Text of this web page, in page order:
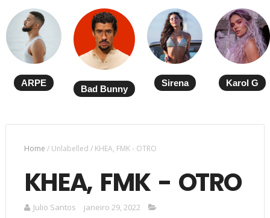
ARPE
Bad Bunny
Sirena Karol G
Home /Unlabelled / KHEA, FMK - OTRO
KHEA, FMK - OTRO
Julio Santos janeiro 29, 2022